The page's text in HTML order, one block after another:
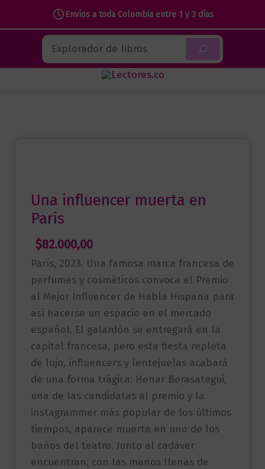
Envíos a toda Colombia entre 1 y 3 días
contenido
Buscar
Una influencer muerta en
París
$82.000,00
París, 2023. Una famosa marca francesa de
perfumes y cosméticos convoca el Premio
al Mejor Influencer de Habla Hispana para
así hacerse un espacio en el mercado
español. El galardón se entregará en la
capital francesa, pero esta fiesta repleta
de lujo, influencers y lentejuelas acabará
de una forma trágica: Henar Berasategui,
una de las candidatas al premio y la
instagrammer más popular de los últimos
tiempos, aparece muerta en uno de los
baños del teatro. Junto al cadáver
encuentran, con las manos llenas de